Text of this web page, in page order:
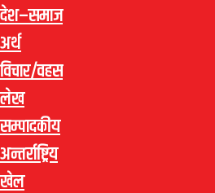
देश–समाज
अर्थ
विचार/वहस
लेख
सम्पादकीय
अन्तर्राष्ट्रिय
खेल